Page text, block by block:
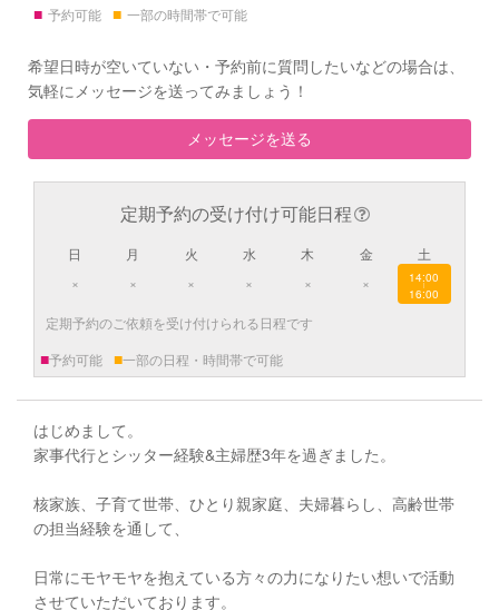
■ 予約可能 ■ 一部の時間帯で可能
希望日時が空いていない・予約前に質問したいなどの場合は、
気軽にメッセージを送ってみましょう！
メッセージを送る
定期予約の受け付け可能日程
日
×
月
×
火
×
水
×
木
×
金
×
土
14:00
|
16:00
定期予約のご依頼を受け付けられる日程です
■予約可能 ■一部の日程・時間帯で可能
はじめまして。
家事代行とシッター経験&主婦歴3年を過ぎました。
核家族、子育て世帯、ひとり親家庭、夫婦暮らし、高齢世帯
の担当経験を通して、
日常にモヤモヤを抱えている方々の力になりたい想いで活動
させていただいております。